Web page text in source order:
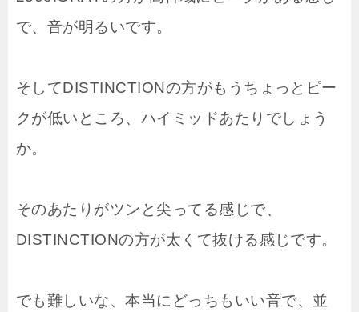
で、音が明るいです。
そしてDISTINCTIONの方がもうちょっとピー
クが低いところ、ハイミッドあたりでしょう
か。
そのあたりがツンと尖ってる感じで、
DISTINCTIONの方が太くて抜ける感じです。
でも難しいな、本当にどっちもいい音で、並